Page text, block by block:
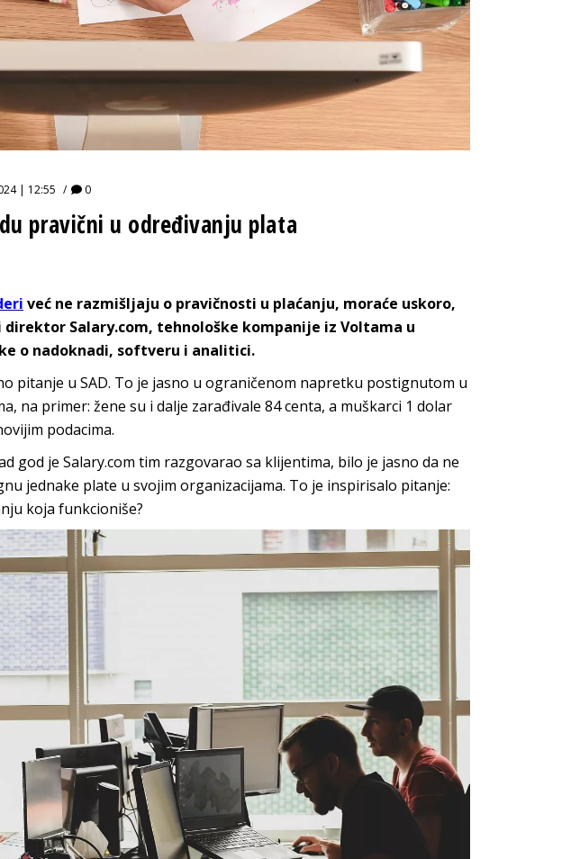
| 12:55 0
pravični u određivanju plata
već ne razmišljaju o pravičnosti u plaćanju, moraće uskoro,
Salary.com, tehnološke kompanije iz Voltama u
o nadoknadi, softveru i analitici.
pitanje u SAD. To je jasno u ograničenom napretku postignutom u
na primer: žene su i dalje zarađivale 84 centa, a muškarci 1 dolar
podacima.
god je Salary.com tim razgovarao sa klijentima, bilo je jasno da ne
jednake plate u svojim organizacijama. To je inspirisalo pitanje:
koja funkcioniše?